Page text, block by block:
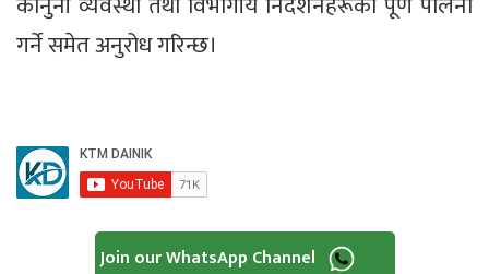
गर्ने समेत अनुरोध गरिन्छ।
Join our WhatsApp Channel